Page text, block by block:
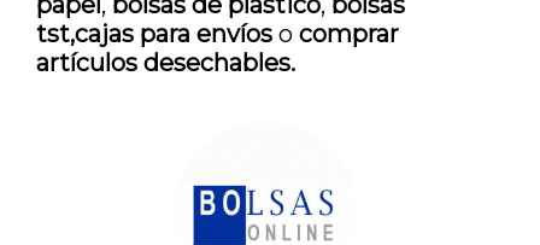
tst,cajas para envíos o comprar
artículos desechables.